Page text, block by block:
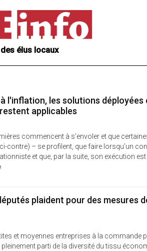
élus locaux
l'inflation, les solutions déployées
applicables
commencent à s’envoler et que
contre) – se profilent, que faire lorsqu’un
et que, par la suite, son exécution
plaident pour des mesures
et moyennes entreprises à la commande
parti de la diversité du tissu